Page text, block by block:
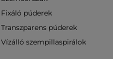
Fixáló púderek
Transzparens púderek
Vízálló szempillaspirálok